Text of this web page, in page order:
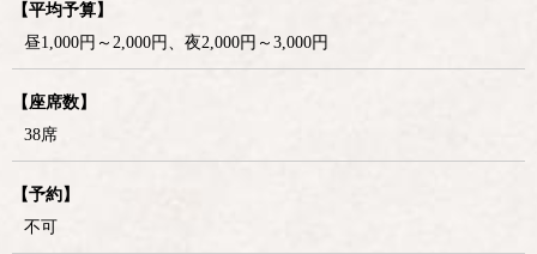
【平均予算】
昼1,000円～2,000円、夜2,000円～3,000円
【座席数】
38席
【予約】
不可